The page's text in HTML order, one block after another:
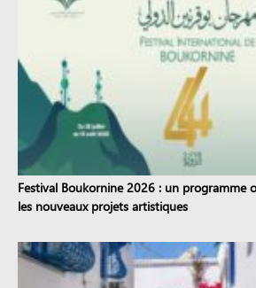
Festival Boukornine 2026 : un programme
les nouveaux projets artistiques